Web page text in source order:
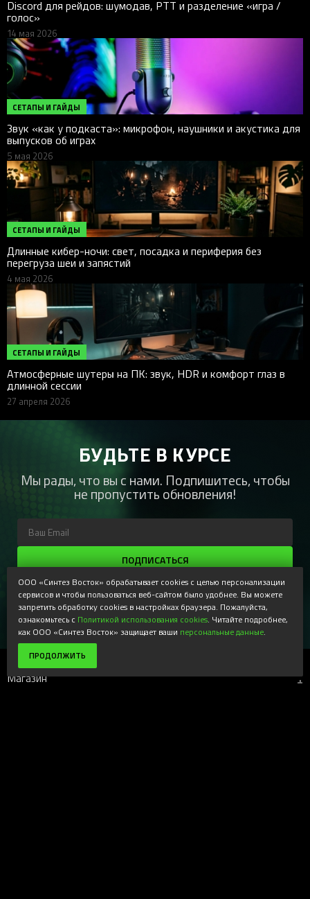
Discord для рейдов: шумодав, PTT и разделение «игра /
голос»
14 мая 2026
СЕТАПЫ И ГАЙДЫ
Звук «как у подкаста»: микрофон, наушники и акустика для
выпусков об играх
5 мая 2026
СЕТАПЫ И ГАЙДЫ
Длинные кибер-ночи: свет, посадка и периферия без
перегруза шеи и запястий
4 мая 2026
СЕТАПЫ И ГАЙДЫ
Атмосферные шутеры на ПК: звук, HDR и комфорт глаз в
длинной сессии
27 апреля 2026
БУДЬТЕ В КУРСЕ
Мы рады, что вы с нами. Подпишитесь, чтобы
не пропустить обновления!
ПОДПИСАТЬСЯ
Регистрируясь, Вы соглашаетесь получать наши
информационные рассылки и специальные предложения,
доступные только для подписчиков. Ознакомьтесь с нашей
Политикой конфиденциальности
Магазин +
ООО «Синтез Восток» обрабатывает cookies с целью персонализации
сервисов и чтобы пользоваться веб-сайтом было удобнее. Вы можете
запретить обработку cookies в настройках браузера. Пожалуйста,
ознакомьтесь с Политикой использования cookies . Читайте подробнее,
как ООО «Синтез Восток» защищает ваши персональные данные
ПРОДОЛЖИТЬ